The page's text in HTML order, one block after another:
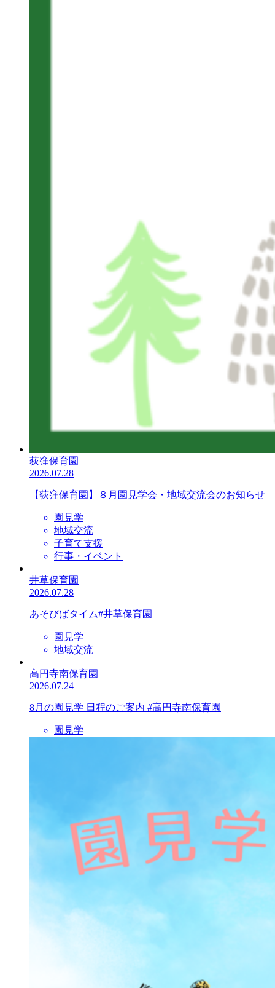
荻窪保育園
2026.07.28
【荻窪保育園】８月園見学会・地域交流会のお知らせ
園見学
地域交流
子育て支援
行事・イベント
井草保育園
2026.07.28
あそびばタイム#井草保育園
園見学
地域交流
高円寺南保育園
2026.07.24
8月の園見学 日程のご案内 #高円寺南保育園
園見学